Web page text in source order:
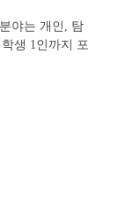
야는 개인, 탐
생 1인까지 포